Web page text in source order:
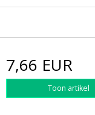
7,66 EUR
Toon artikel